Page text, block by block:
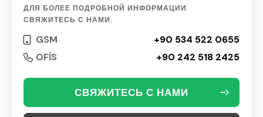
ДЛЯ БОЛЕЕ ПОДРОБНОЙ ИНФОРМАЦИИ
СВЯЖИТЕСЬ С НАМИ.
GSM
+90 534 522 0655
OFİS
+90 242 518 2425
СВЯЖИТЕСЬ С НАМИ